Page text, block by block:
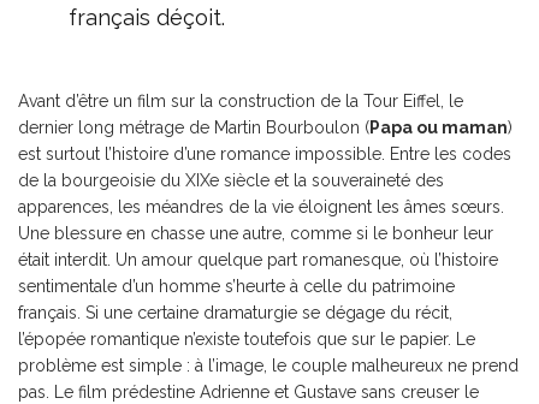
français déçoit.
Avant d’être un film sur la construction de la Tour Eiffel, le
dernier long métrage de Martin Bourboulon (Papa ou maman)
est surtout l’histoire d’une romance impossible. Entre les codes
de la bourgeoisie du XIXe siècle et la souveraineté des
apparences, les méandres de la vie éloignent les âmes sœurs.
Une blessure en chasse une autre, comme si le bonheur leur
était interdit. Un amour quelque part romanesque, où l’histoire
sentimentale d’un homme s’heurte à celle du patrimoine
français. Si une certaine dramaturgie se dégage du récit,
l’épopée romantique n’existe toutefois que sur le papier. Le
problème est simple : à l’image, le couple malheureux ne prend
pas. Le film prédestine Adrienne et Gustave sans creuser le